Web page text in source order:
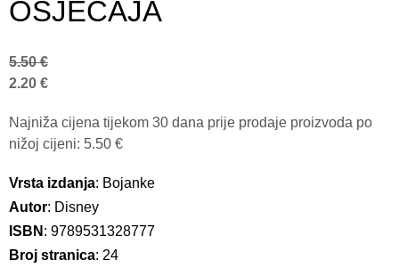
OSJEĆAJA
2.20 €
5.50€
Najniža cijena tijekom 30 dana prije prodaje proizvoda po
nižoj cijeni: 5.50 €
Vrsta izdanja: Bojanke
Autor: Disney
ISBN : 9789531328777
Broj stranica: 24